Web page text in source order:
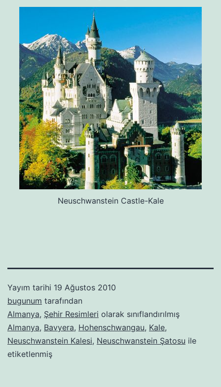
Neuschwanstein Castle-Kale
Yayım tarihi 19 Ağustos 2010
bugunum tarafından
Almanya, Şehir Resimleri olarak sınıflandırılmış
Almanya, Bavyera, Hohenschwangau, Kale,
Neuschwanstein Kalesi, Neuschwanstein Şatosu ile
etiketlenmiş